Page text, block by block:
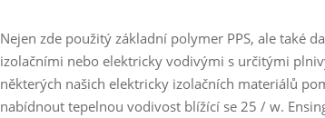
Nejen zde použitý základní polymer PPS, ale také
izolačními nebo elektricky vodivými s určitými
některých našich elektricky izolačních materiálů
nabídnout tepelnou vodivost blížící se 25 / w.